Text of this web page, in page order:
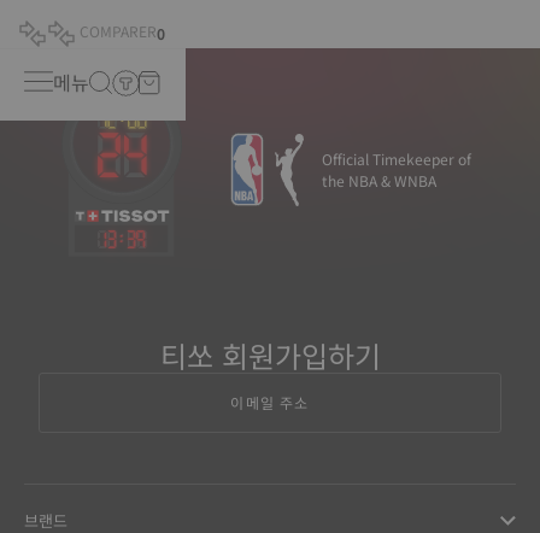
COMPARER0
메뉴
13: 39
Official Timekeeper of
the NBA & WNBA
티쏘 회원가입하기
이메일 주소
브랜드